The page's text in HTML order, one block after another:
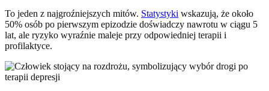
To jeden z najgroźniejszych mitów. Statystyki wskazują, że około
50% osób po pierwszym epizodzie doświadczy nawrotu w ciągu 5
lat, ale ryzyko wyraźnie maleje przy odpowiedniej terapii i
profilaktyce.